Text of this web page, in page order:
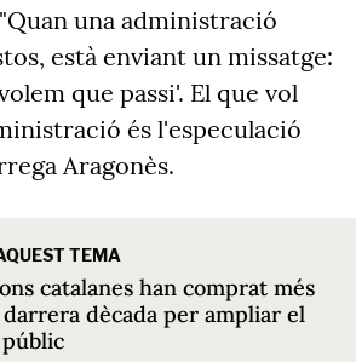
una administració
està enviant un missatge:
que passi'. El que vol
és l'especulació
Aragonès.
TEMA
catalanes han comprat més
darrera dècada per ampliar el